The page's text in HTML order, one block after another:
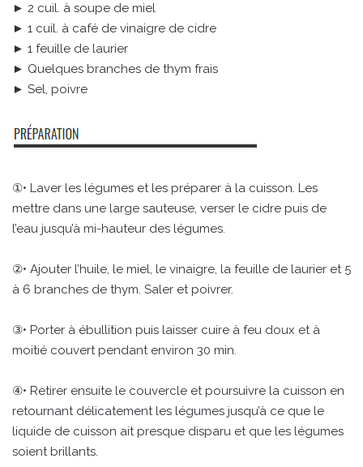
► 2 cuil. à soupe de miel
► 1 cuil. à café de vinaigre de cidre
► 1 feuille de laurier
► Quelques branches de thym frais
► Sel, poivre
①• Laver les légumes et les préparer à la cuisson. Les
mettre dans une large sauteuse, verser le cidre puis de
l’eau jusqu’à mi-hauteur des légumes.
②• Ajouter l’huile, le miel, le vinaigre, la feuille de laurier et 5
à 6 branches de thym. Saler et poivrer.
③• Porter à ébullition puis laisser cuire à feu doux et à
moitié couvert pendant environ 30 min.
④• Retirer ensuite le couvercle et poursuivre la cuisson en
retournant délicatement les légumes jusqu’à ce que le
liquide de cuisson ait presque disparu et que les légumes
soient brillants.